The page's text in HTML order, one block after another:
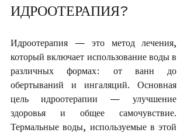
ИДРООТЕРАПИЯ?
Идроотерапия — это метод лечения,
который включает использование воды в
различных формах: от ванн до
обертываний и ингаляций. Основная
цель идроотерапии — улучшение
здоровья и общее самочувствие.
Термальные воды, используемые в этой